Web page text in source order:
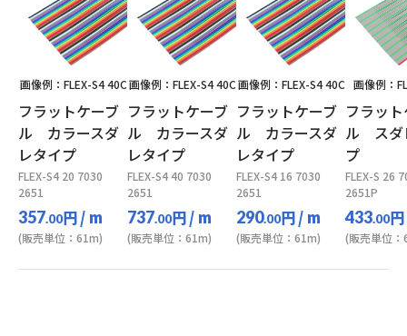
画像例：FLEX-S4 40C
フラットケーブ
ル カラースダ
レタイプ
FLEX-S4 20 7030
2651
357.00円/ m
(販売単位：61m)
画像例：FLEX-S4 40C
フラットケーブ
ル カラースダ
レタイプ
FLEX-S4 40 7030
2651
737.00円/ m
(販売単位：61m)
画像例：FLEX-S4 40C
フラットケーブ
ル カラースダ
レタイプ
FLEX-S4 16 7030
2651
290.00円/ m
(販売単位：61m)
画像例：
フラッ
ル スダ
プ
FLEX-S 26
2651P
433.00円
(販売単位